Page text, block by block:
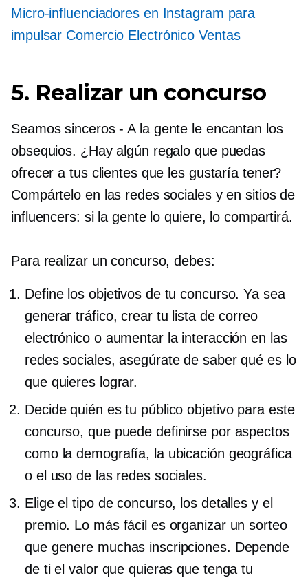
Micro-influenciadoresen Instagram para
impulsar Comercio Electrónico Ventas
5. Realizar un concurso
Seamos sinceros- A la gente le encantan los
obsequios. ¿Hay algún regalo que puedas
ofrecer a tus clientes que les gustaría tener?
Compártelo en las redes sociales y en sitios de
influencers: si la gente lo quiere, lo compartirá.
Para realizar un concurso, debes:
Define los objetivos de tu concurso. Ya sea
generar tráfico, crear tu lista de correo
electrónico o aumentar la interacción en las
redes sociales, asegúrate de saber qué es lo
que quieres lograr.
Decide quién es tu público objetivo para este
concurso, que puede definirse por aspectos
como la demografía, la ubicación geográfica
o el uso de las redes sociales.
Elige el tipo de concurso, los detalles y el
premio. Lo más fácil es organizar un sorteo
que genere muchas inscripciones. Depende
de ti el valor que quieras que tenga tu